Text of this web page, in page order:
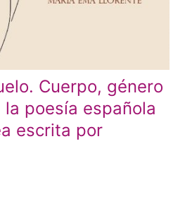
Cuerpo, género
poesía española
escrita por